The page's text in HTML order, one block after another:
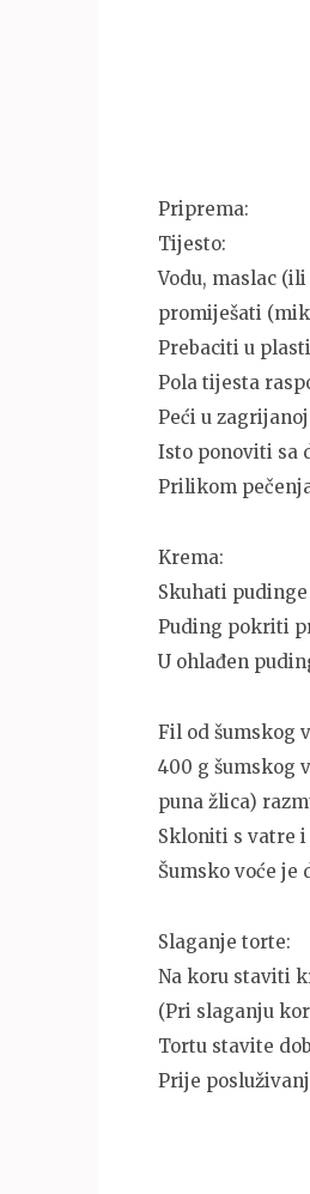
Priprema:
Tijesto:
Vodu, maslac
promiješati
Prebaciti u
Pola tijesta
Peći u
Isto ponoviti sa
Prilikom
Krema:
Skuhati
Puding pokriti
U ohlađen
Fil od šumskog
400 g šumskog
puna žlica)
Skloniti s vatre
Šumsko voće je
Slaganje torte:
Na koru staviti
(Pri slaganju
Tortu stavite
Prije